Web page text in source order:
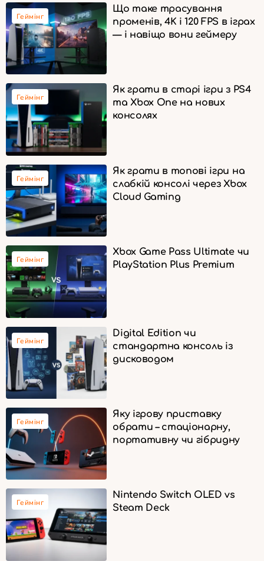
Геймінг
Що таке трасування
променів, 4K і 120 FPS в іграх
— і навіщо вони геймеру
Геймінг
Як грати в старі ігри з PS4
та Xbox One на нових
консолях
Геймінг
Як грати в топові ігри на
слабкій консолі через Xbox
Cloud Gaming
Геймінг
Xbox Game Pass Ultimate чи
PlayStation Plus Premium
Геймінг
Digital Edition чи
стандартна консоль із
дисководом
Геймінг
Яку ігрову приставку
обрати – стаціонарну,
портативну чи гібридну
Геймінг
Nintendo Switch OLED vs
Steam Deck